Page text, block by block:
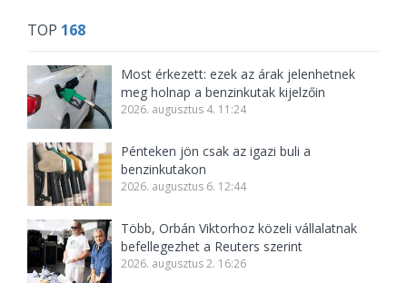
TOP 168
Most érkezett: ezek az árak jelenhetnek
meg holnap a benzinkutak kijelzőin
2026. augusztus 4. 11:24
Pénteken jön csak az igazi buli a
benzinkutakon
2026. augusztus 6. 12:44
Több, Orbán Viktorhoz közeli vállalatnak
befellegezhet a Reuters szerint
2026. augusztus 2. 16:26